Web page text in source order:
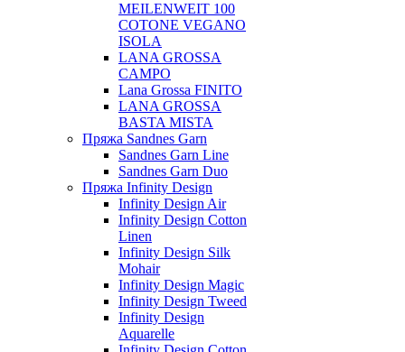
MEILENWEIT 100
COTONE VEGANO
ISOLA
LANA GROSSA
CAMPO
Lana Grossa FINITO
LANA GROSSA
BASTA MISTA
Пряжа Sandnes Garn
Sandnes Garn Line
Sandnes Garn Duo
Пряжа Infinity Design
Infinity Design Air
Infinity Design Cotton
Linen
Infinity Design Silk
Mohair
Infinity Design Magic
Infinity Design Tweed
Infinity Design
Aquarelle